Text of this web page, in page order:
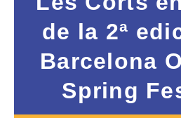
de la 2ª
Barcelona
Spring